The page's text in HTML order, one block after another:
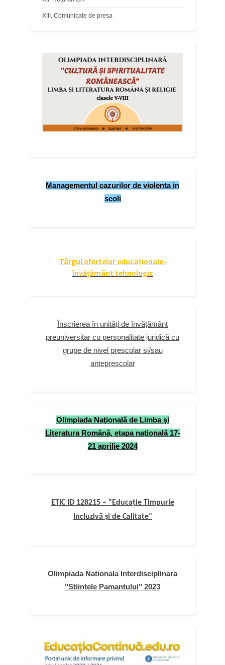
XIII. Comunicate de presa
Managementul cazurilor de violenta in
scoli
Târgul ofertelor educaționale-
învățământ tehnologic
Înscrierea în unități de învățământ
preuniversitar cu personalitate juridică cu
grupe de nivel prescolar si/sau
anteprescolar
Olimpiada Naţională de Limba şi
Literatura Română, etapa naţională 17-
21 aprilie 2024
ETIC ID 128215 – ”Educație Timpurie
Incluzivă și de Calitate”
Olimpiada Nationala Interdisciplinara
"Stiintele Pamantului" 2023